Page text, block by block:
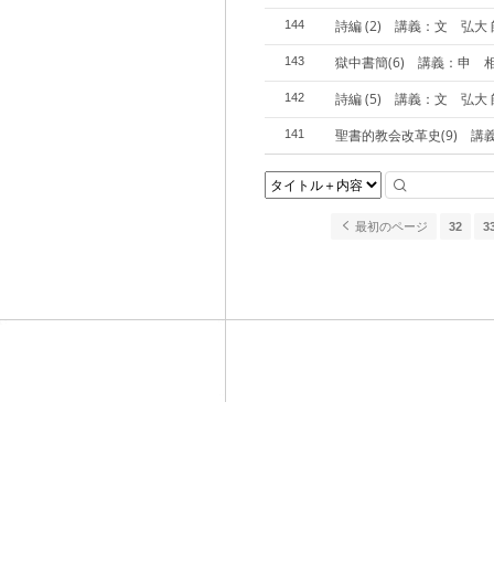
144 詩編 (2) 講義：文 弘大
143 獄中書簡(6) 講義：申
142 詩編 (5) 講義：文 弘大
141 聖書的教会改革史(9) 講
最初のページ 32